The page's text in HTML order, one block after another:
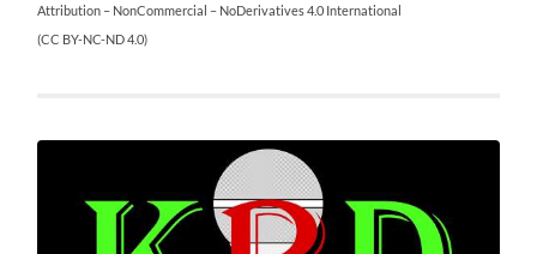
Attribution – NonCommercial – NoDerivatives 4.0 International
(CC BY-NC-ND 4.0)